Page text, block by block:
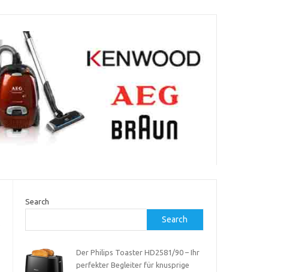
Search
Search
Der Philips Toaster HD2581/90 – Ihr
perfekter Begleiter für knusprige